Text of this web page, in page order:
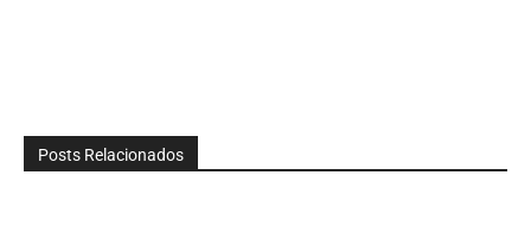
Posts Relacionados